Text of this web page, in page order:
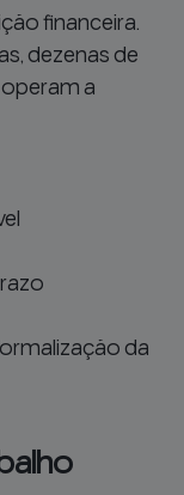
financeira.
dezenas de
a
da